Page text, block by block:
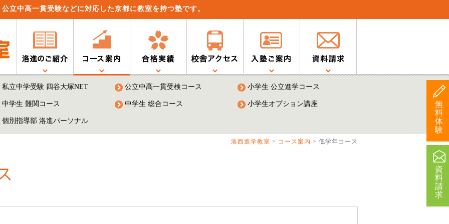
立中高一貫受験などに対応した京都に教室を持つ塾です。
無
料
体
験
資
料
請
求
私立中学受験 四谷大塚NET 公立中高一貫受検コース 小学生 公立進学コース
中学生 難関コース 中学生 総合コース 小学生オプション講座
個別指導部 洛進パーソナル
洛西進学教室 > コース案内 > 低学年コース